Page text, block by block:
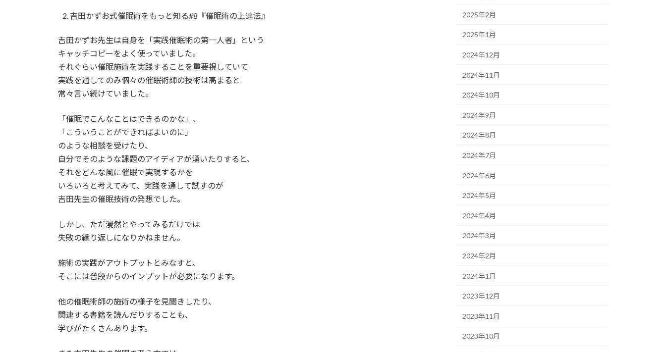
吉田かずお式催眠術をもっと知る#8『催眠術の上達法』
吉田かずお先生は自身を「実践催眠術の第一人者」という
キャッチコピーをよく使っていました。
それぐらい催眠施術を実践することを重要視していて
実践を通してのみ個々の催眠術師の技術は高まると
常々言い続けていました。
「催眠でこんなことはできるのかな」、
「こういうことができればよいのに」
のような相談を受けたり、
自分でそのような課題のアイディアが湧いたりすると、
それをどんな風に催眠で実現するかを
いろいろと考えてみて、実践を通して試すのが
吉田先生の催眠技術の発想でした。
しかし、ただ漫然とやってみるだけでは
失敗の繰り返しになりかねません。
施術の実践がアウトプットとみなすと、
そこには普段からのインプットが必要になります。
他の催眠術師の施術の様子を見聞きしたり、
関連する書籍を読んだりすることも、
学びがたくさんあります。
2025年2月
2025年1月
2024年12月
2024年11月
2024年10月
2024年9月
2024年8月
2024年7月
2024年6月
2024年5月
2024年4月
2024年3月
2024年2月
2024年1月
2023年12月
2023年11月
2023年10月